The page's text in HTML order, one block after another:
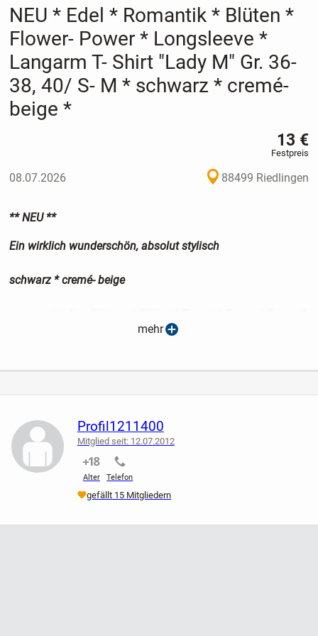
NEU * Edel * Romantik * Blüten *
Flower- Power * Longsleeve *
Langarm T- Shirt "Lady M" Gr. 36-
38, 40/ S- M * schwarz * cremé-
beige *
13 €
Festpreis
08.07.2026 88499 Riedlingen
** NEU **
Ein wirklich wunderschön, absolut stylisch
schwarz * cremé- beige
T- SHIRT
** Lady M **
Größe 36- 38, 40/ S- M
mehr
Profil1211400
Mitglied seit: 12.07.2012
Alter
nicht verifiziert
Telefon
nicht verifiziert
gefällt 15 Mitgliedern